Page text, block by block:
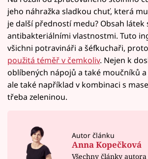
jeho náhražka sladkou chuť, která
je další předností medu? Obsah látek
antibakteriálními vlastnostmi. Tuto
všichni potravináři a šéfkuchaři,
použitá téměř v čemkoliv. Nejen k
oblíbených nápojů a také moučníků
ale také například v kombinaci s
třeba zeleninou.
Autor článku
Anna Kopečková
Všechny články autora